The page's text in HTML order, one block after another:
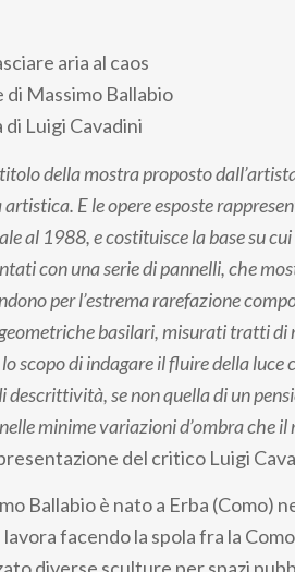
aria al caos
di Massimo Ballabio
di Luigi Cavadini
della mostra proposto
E le opere esposte
al 1988, e costituisce la base su
con una serie di pannelli, che
per l’estrema rarefazione
basilari, misurati tratti di
scopo di indagare il fluire della luce
descrittività, se non quella di un
minime variazioni d’ombra che il
del critico Luigi
Ballabio è nato a Erba (Como)
lavora facendo la spola fra la